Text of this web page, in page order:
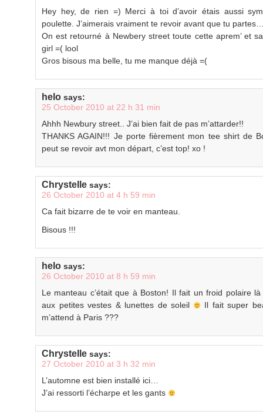
Hey hey, de rien =) Merci à toi d’avoir étais aussi
poulette. J’aimerais vraiment te revoir avant que tu
On est retourné à Newbery street toute cette aprem’ et
girl =( lool
Gros bisous ma belle, tu me manque déjà =(
helo says:
25 October 2010 at 22 h 31 min
Ahhh Newbury street.. J’ai bien fait de pas m’attarder!!
THANKS AGAIN!!! Je porte fièrement mon tee shirt de
peut se revoir avt mon départ, c’est top! xo !
Chrystelle says:
26 October 2010 at 4 h 59 min
Ca fait bizarre de te voir en manteau.
Bisous !!!
helo says:
26 October 2010 at 8 h 59 min
Le manteau c’était que à Boston! Il fait un froid polaire
aux petites vestes & lunettes de soleil
Il fait super
m’attend à Paris ???
Chrystelle says:
27 October 2010 at 3 h 32 min
L’automne est bien installé ici…
J’ai ressorti l’écharpe et les gants